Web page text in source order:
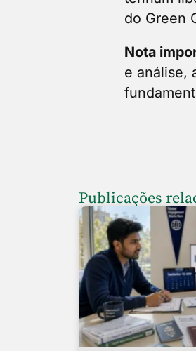
do Green
Nota
e análise,
Publicações